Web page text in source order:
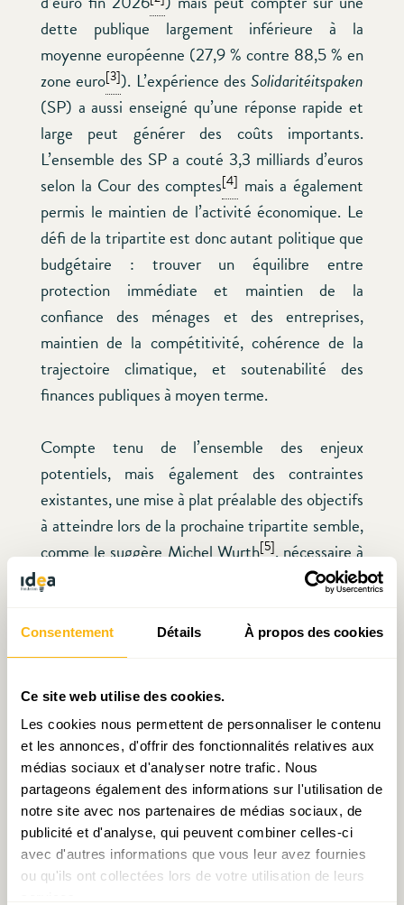
Consentement Détails À propos des cookies
Ce site web utilise des cookies.
Les cookies nous permettent de personnaliser le contenu
et les annonces, d'offrir des fonctionnalités relatives aux
médias sociaux et d'analyser notre trafic. Nous
partageons également des informations sur l'utilisation de
notre site avec nos partenaires de médias sociaux, de
publicité et d'analyse, qui peuvent combiner celles-ci
avec d'autres informations que vous leur avez fournies
ou qu'ils ont collectées lors de votre utilisation de leurs
dette publique largement inférieure à la
moyenne européenne (27,9 % contre 88,5 % en
zone euro[3]). L’expérience des Solidaritéitspaken
(SP) a aussi enseigné qu’une réponse rapide et
large peut générer des coûts importants.
L’ensemble des SP a couté 3,3 milliards d’euros
selon la Cour des comptes[4] mais a également
permis le maintien de l’activité économique. Le
défi de la tripartite est donc autant politique que
budgétaire : trouver un équilibre entre
protection immédiate et maintien de la
confiance des ménages et des entreprises,
maintien de la compétitivité, cohérence de la
trajectoire climatique, et soutenabilité des
finances publiques à moyen terme.
Compte tenu de l’ensemble des enjeux
potentiels, mais également des contraintes
existantes, une mise à plat préalable des objectifs
à atteindre lors de la prochaine tripartite semble,
comme le suggère Michel Wurth[5], nécessaire à
la réussite de l’entreprise.
:
[1]Le STATEC anticipe une inflation à 2,5% sur
l’année 2026 qui pourrait s’élever à 4 % en cas
de conflit prolongé au Moyen-Orient.
[2]Source : ministère des Finances